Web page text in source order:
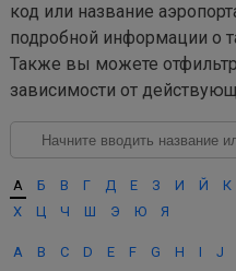
код или название
подробной информации о
Также вы можете
зависимости от
А Б В Г Д Е З И Й К
Х
Ц Ч Ш Э Ю Я
A B C D E F G H I J